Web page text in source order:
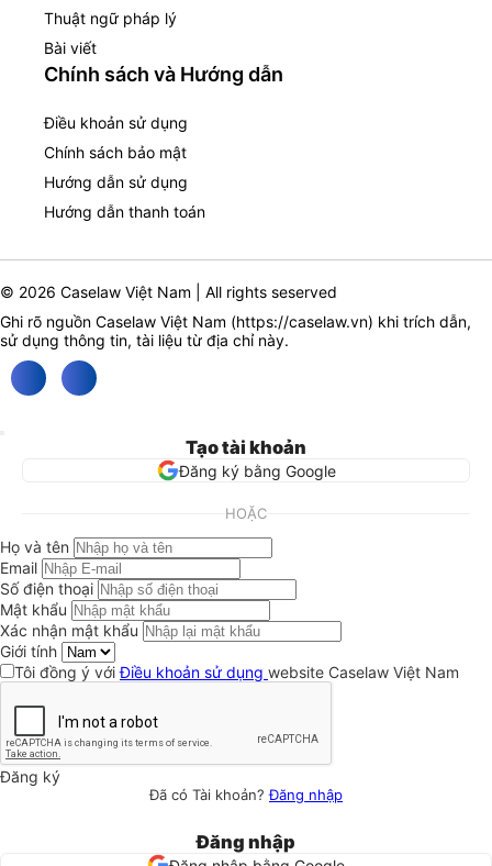
Thuật ngữ pháp lý
Bài viết
Chính sách và Hướng dẫn
Điều khoản sử dụng
Chính sách bảo mật
Hướng dẫn sử dụng
Hướng dẫn thanh toán
© 2026 Caselaw Việt Nam | All rights seserved
Ghi rõ nguồn Caselaw Việt Nam (https://caselaw.vn) khi trích dẫn,
sử dụng thông tin, tài liệu từ địa chỉ này.
Tạo tài khoản
Đăng ký bằng Google
HOẶC
Họ và tên
Email
Số điện thoại
Mật khẩu
Xác nhận mật khẩu
Giới tính
Tôi đồng ý vớiĐiều khoản sử dụng website Caselaw Việt Nam
Đăng ký
Đã có Tài khoản?Đăng nhập
Đăng nhập